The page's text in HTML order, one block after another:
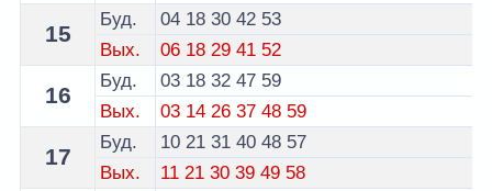
15
Буд. 04 18 30 42 53
Вых.
06 18 29 41 52
16
Буд. 03 18 32 47 59
Вых.
03 14 26 37 48 59
17
Буд. 10 21 31 40 48 57
Вых.
11 21 30 39 49 58